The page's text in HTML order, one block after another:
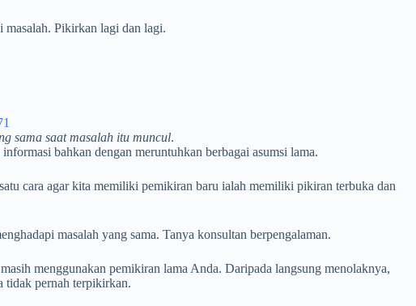
masalah. Pikirkan lagi dan lagi.
sama saat masalah itu muncul.
bahkan dengan meruntuhkan berbagai asumsi lama.
cara agar kita memiliki pemikiran baru ialah memiliki pikiran terbuka dan
masalah yang sama. Tanya konsultan berpengalaman.
menggunakan pemikiran lama Anda. Daripada langsung menolaknya,
tidak pernah terpikirkan.